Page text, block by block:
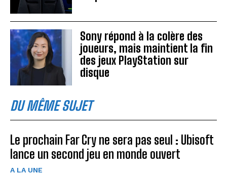
Sony répond à la colère des
joueurs, mais maintient la fin
des jeux PlayStation sur
disque
DU MÊME SUJET
Le prochain Far Cry ne sera pas seul : Ubisoft
lance un second jeu en monde ouvert
A LA UNE